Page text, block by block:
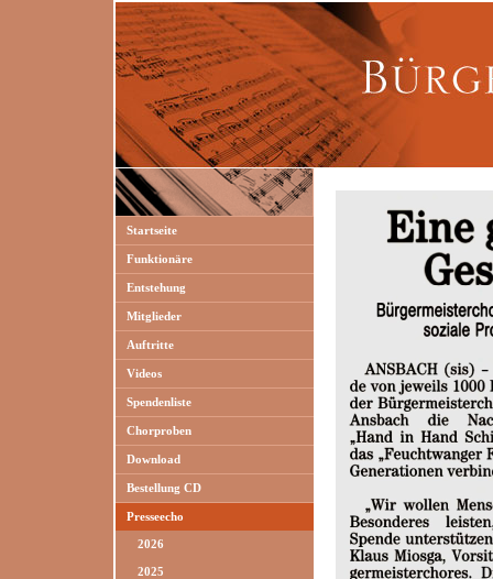
Startseite
Funktionäre
Entstehung
Mitglieder
Auftritte
Videos
Spendenliste
Chorproben
Download
Bestellung CD
Presseecho
2026
2025